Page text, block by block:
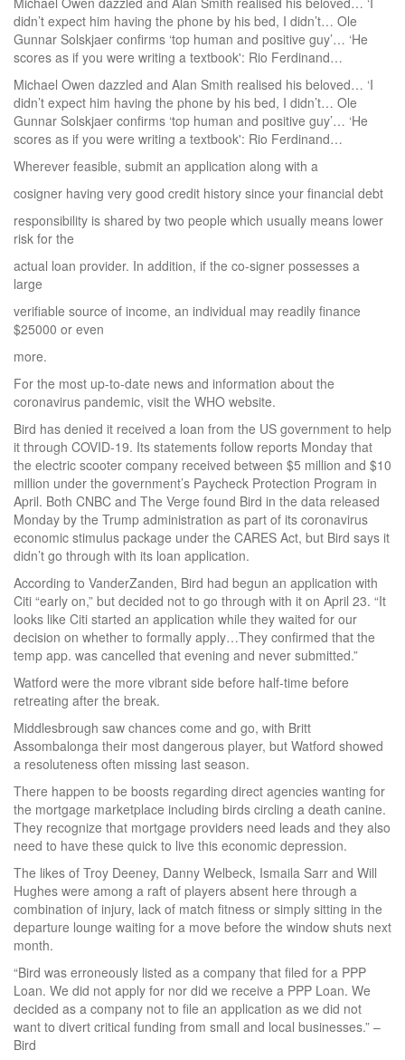
didn’t expect him having the phone by his bed, I didn’t… Ole
Gunnar Solskjaer confirms ‘top human and positive guy’… ‘He
scores as if you were writing a textbook': Rio Ferdinand…
Michael Owen dazzled and Alan Smith realised his beloved… ‘I
didn’t expect him having the phone by his bed, I didn’t… Ole
Gunnar Solskjaer confirms ‘top human and positive guy’… ‘He
scores as if you were writing a textbook': Rio Ferdinand…
Wherever feasible, submit an application along with a
cosigner having very good credit history since your financial debt
responsibility is shared by two people which usually means lower
risk for the
actual loan provider. In addition, if the co-signer possesses a
large
verifiable source of income, an individual may readily finance
$25000 or even
more.
For the most up-to-date news and information about the
coronavirus pandemic, visit the WHO website.
Bird has denied it received a loan from the US government to help
it through COVID-19. Its statements follow reports Monday that
the electric scooter company received between $5 million and $10
million under the government’s Paycheck Protection Program in
April. Both CNBC and The Verge found Bird in the data released
Monday by the Trump administration as part of its coronavirus
economic stimulus package under the CARES Act, but Bird says it
didn’t go through with its loan application.
According to VanderZanden, Bird had begun an application with
Citi “early on,” but decided not to go through with it on April 23. “It
looks like Citi started an application while they waited for our
decision on whether to formally apply…They confirmed that the
temp app. was cancelled that evening and never submitted.”
Watford were the more vibrant side before half-time before
retreating after the break.
Middlesbrough saw chances come and go, with Britt
Assombalonga their most dangerous player, but Watford showed
a resoluteness often missing last season.
There happen to be boosts regarding direct agencies wanting for
the mortgage marketplace including birds circling a death canine.
They recognize that mortgage providers need leads and they also
need to have these quick to live this economic depression.
The likes of Troy Deeney, Danny Welbeck, Ismaila Sarr and Will
Hughes were among a raft of players absent here through a
combination of injury, lack of match fitness or simply sitting in the
departure lounge waiting for a move before the window shuts next
month.
“Bird was erroneously listed as a company that filed for a PPP
Loan. We did not apply for nor did we receive a PPP Loan. We
decided as a company not to file an application as we did not
want to divert critical funding from small and local businesses.” –
Bird